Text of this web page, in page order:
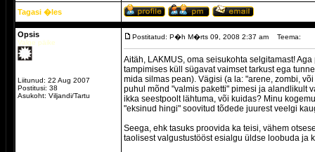
Tagasi �les
Opsis
Valge päike
Liitunud: 22 Aug 2007
Postitusi: 38
Asukoht: Viljandi/Tartu
Postitatud: P�h M�rts 09, 2008 2:37 am Teema:
Aitäh, LAKMUS, oma seisukohta selgitamast!
tampimises küll sügavat vaimset tarkust ega
mida silmas pean). Vägisi (a la: "arene, zombi,
puhul mõnd "valmis paketti" pimesi ja alandlikult
ikka seestpoolt lähtuma, või kuidas? Minu
"eksinud hingi" soovitud tõdede juurest veelgi
Seega, ehk tasuks proovida ka teisi, vähem
taolisest valgustustööst esialgu üldse loobuda